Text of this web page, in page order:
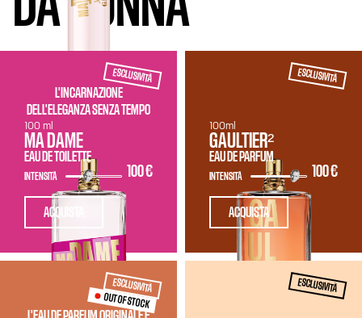
ESCLUSIVITÀ
L'INCARNAZIONE
DELL'ELEGANZA SENZA TEMPO
MA DAME
EAU DE TOILETTE
100 €
INTENSITÀ
100 ml
ACQUISTA
ESCLUSIVITÀ
GAULTIER²
EAU DE PARFUM
100 €
INTENSITÀ
100ml
ACQUISTA
ESCLUSIVITÀ
OUT OF STOCK
ESCLUSIVITÀ